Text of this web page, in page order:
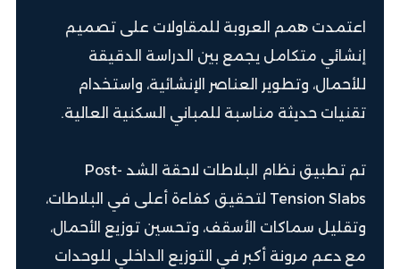
اعتمدت همم العروبة للمقاولات على تصميم
إنشائي متكامل يجمع بين الدراسة الدقيقة
للأحمال، وتطوير العناصر الإنشائية، واستخدام
تقنيات حديثة مناسبة للمباني السكنية العالية.
تم تطبيق نظام البلاطات لاحقة الشد Post-
Tension Slabs لتحقيق كفاءة أعلى في البلاطات،
وتقليل سماكات الأسقف، وتحسين توزيع الأحمال،
مع دعم مرونة أكبر في التوزيع الداخلي للوحدات